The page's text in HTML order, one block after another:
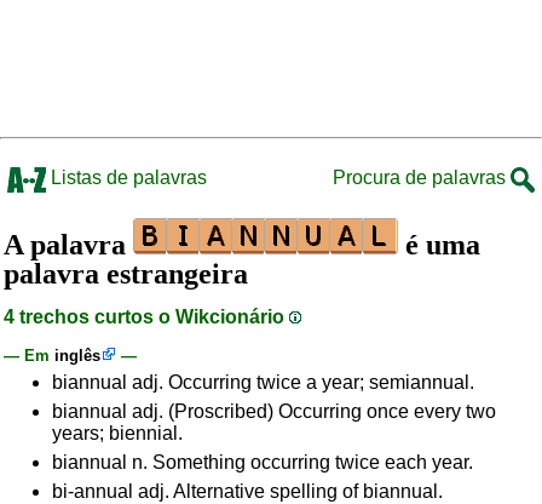
Listas de palavras Procura de palavras
A palavra
é uma
palavra estrangeira
4 trechos curtos o Wikcionário
— Em inglês —
biannual adj. Occurring twice a year; semiannual.
biannual adj. (Proscribed) Occurring once every two
years; biennial.
biannual n. Something occurring twice each year.
bi-annual adj. Alternative spelling of biannual.